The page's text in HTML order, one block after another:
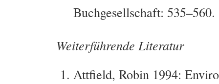
Buchgesellschaft: 535–560.
Weiterführende Literatur
Attfield, Robin 1994: